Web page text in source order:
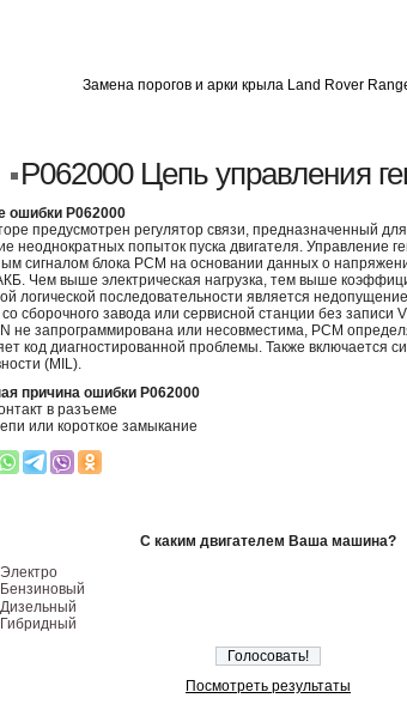
Замена порогов и арки крыла Land Rover
P062000 Цепь управления
ошибки P062000
предусмотрен регулятор связи, предназначенный
неоднократных попыток пуска двигателя. Управление
сигналом блока PCM на основании данных о
Чем выше электрическая нагрузка, тем выше
логической последовательности является
сборочного завода или сервисной станции без записи
не запрограммирована или несовместима, PCM
код диагностированной проблемы. Также включается
(MIL).
причина ошибки P062000
в разъеме
или короткое замыкание
С каким двигателем Ваша машина?
Электро
Бензиновый
Дизельный
Гибридный
Посмотреть результаты